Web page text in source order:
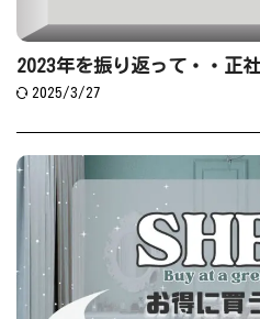
2023年を振り返って・・正
2025/3/27